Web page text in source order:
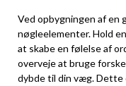
Ved opbygningen af en
nøgleelementer. Hold
at skabe en følelse af
overveje at bruge
dybde til din væg. Dette